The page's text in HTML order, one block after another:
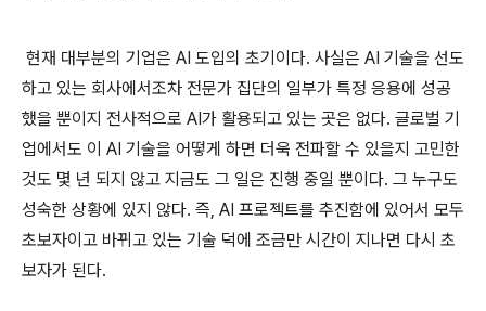
현재 대부분의 기업은 AI 도입의 초기이다. 사실은 AI 기술을 선도
하고 있는 회사에서조차 전문가 집단의 일부가 특정 응용에 성공
했을 뿐이지 전사적으로 AI가 활용되고 있는 곳은 없다. 글로벌 기
업에서도 이 AI 기술을 어떻게 하면 더욱 전파할 수 있을지 고민한
것도 몇 년 되지 않고 지금도 그 일은 진행 중일 뿐이다. 그 누구도
성숙한 상황에 있지 않다. 즉, AI 프로젝트를 추진함에 있어서 모두
초보자이고 바뀌고 있는 기술 덕에 조금만 시간이 지나면 다시 초
보자가 된다.